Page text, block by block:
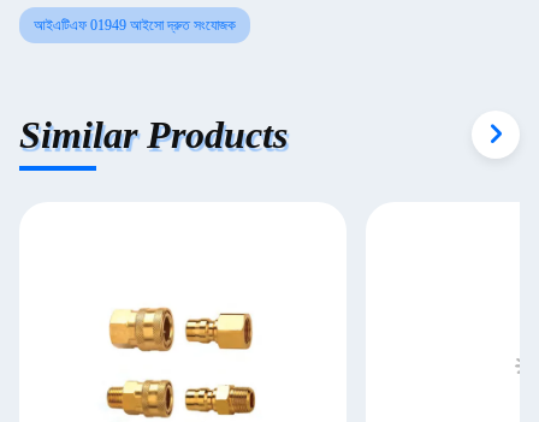
আইএটিএফ 01949 আইসো দ্রুত সংযোজক
Similar Products